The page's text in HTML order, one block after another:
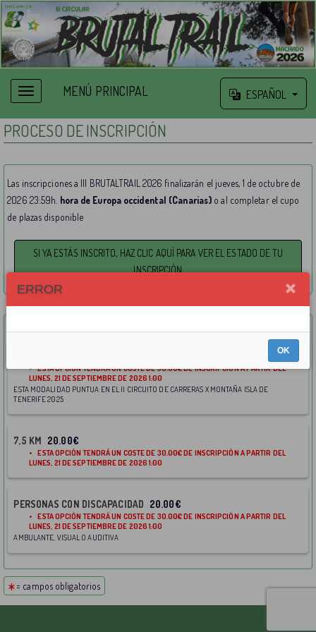
MENÚ PRINCIPAL ESPAÑOL
PROCESO DE INSCRIPCIÓN
Las inscripciones a III BRUTALTRAIL 2026 finalizarán el jueves, 1 de octubre de
2026 23:59h. hora de Europa occidental (Canarias) o al completar el cupo
de plazas disponible
• ESTA OPCIÓN TENDRÁ UN COSTE DE 30.00€ DE INSCRIPCIÓN A PARTIR DEL
LUNES, 21 DE SEPTIEMBRE DE 2026 1:00
ESTA MODALIDAD PUNTUA EN EL II CIRCUITO DE CARRERAS X MONTAÑA ISLA DE
TENERIFE 2025
7,5 KM 20.00€
• ESTA OPCIÓN TENDRÁ UN COSTE DE 30.00€ DE INSCRIPCIÓN A PARTIR DEL
LUNES, 21 DE SEPTIEMBRE DE 2026 1:00
PERSONAS CON DISCAPACIDAD 20.00€
• ESTA OPCIÓN TENDRÁ UN COSTE DE 30.00€ DE INSCRIPCIÓN A PARTIR DEL
LUNES, 21 DE SEPTIEMBRE DE 2026 1:00
AMBULANTE, VISUAL O AUDITIVA
= campos obligatorios
ERROR
OK